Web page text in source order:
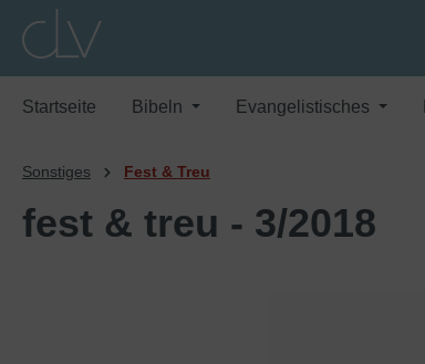
Zur Hauptnavigation springen
Startseite Bibeln Evangelistisches
Sonstiges Fest & Treu
fest & treu - 3/2018